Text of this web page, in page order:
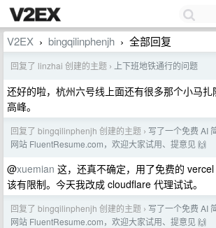
V2EX › bingqilinphenjh › 全部回复
回复了 linzhai 创建的主题 › 上下班地铁通行的问题
还好的啦，杭州六号线上面还有很多那个小马
高峰。
回复了 bingqilinphenjh 创建的主题 › 写了一个免费 AI
网站 FluentResume.com，欢迎大家试用、提意见 🙌
@xuemian 这，还真不确定，用了免费的
该有限制。今天我改成 cloudflare 代理试试。
回复了 bingqilinphenjh 创建的主题 › 写了一个免费 AI
网站 FluentResume.com，欢迎大家试用、提意见 🙌